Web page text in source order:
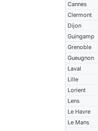
Cannes
Clermont
Dijon
Guingamp
Grenoble
Gueugnon
Laval
Lille
Lorient
Lens
Le Havre
Le Mans